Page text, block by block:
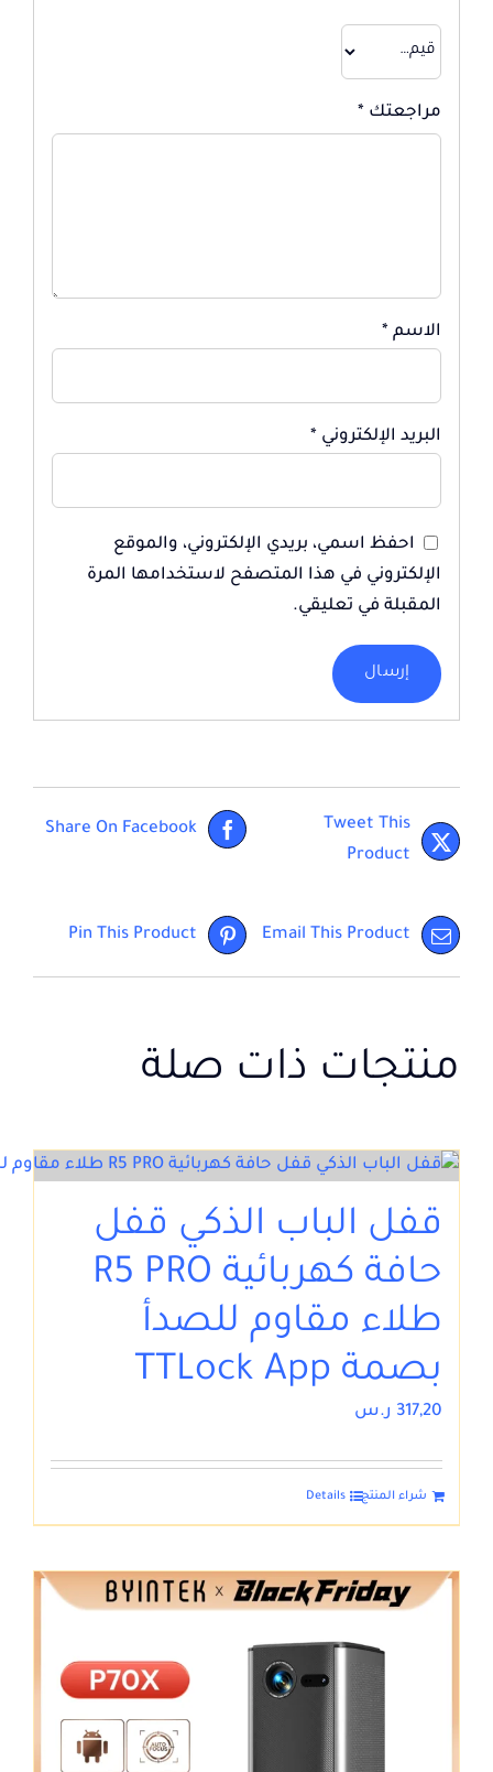
مراجعتك *
الاسم *
البريد الإلكتروني *
احفظ اسمي، بريدي الإلكتروني، والموقع
الإلكتروني في هذا المتصفح لاستخدامها المرة
المقبلة في تعليقي.
Share On Facebook
Tweet This
Product
Pin This Product Email This Product
منتجات ذات صلة
قفل الباب الذكي قفل
حافة كهربائية R5 PRO
طلاء مقاوم للصدأ
بصمة TTLock App
317,20 ر.س
شراء المنتج Details